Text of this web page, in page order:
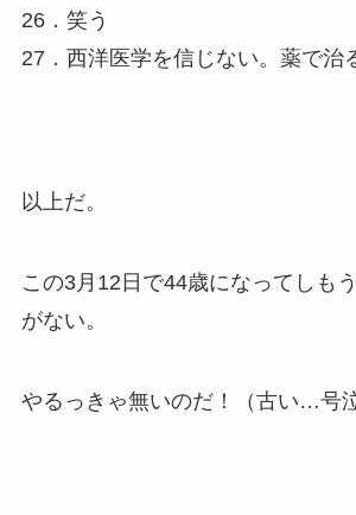
26．笑う
27．西洋医学を信じない。薬で治
以上だ。
この3月12日で44歳になってしも
がない。
やるっきゃ無いのだ！（古い…号